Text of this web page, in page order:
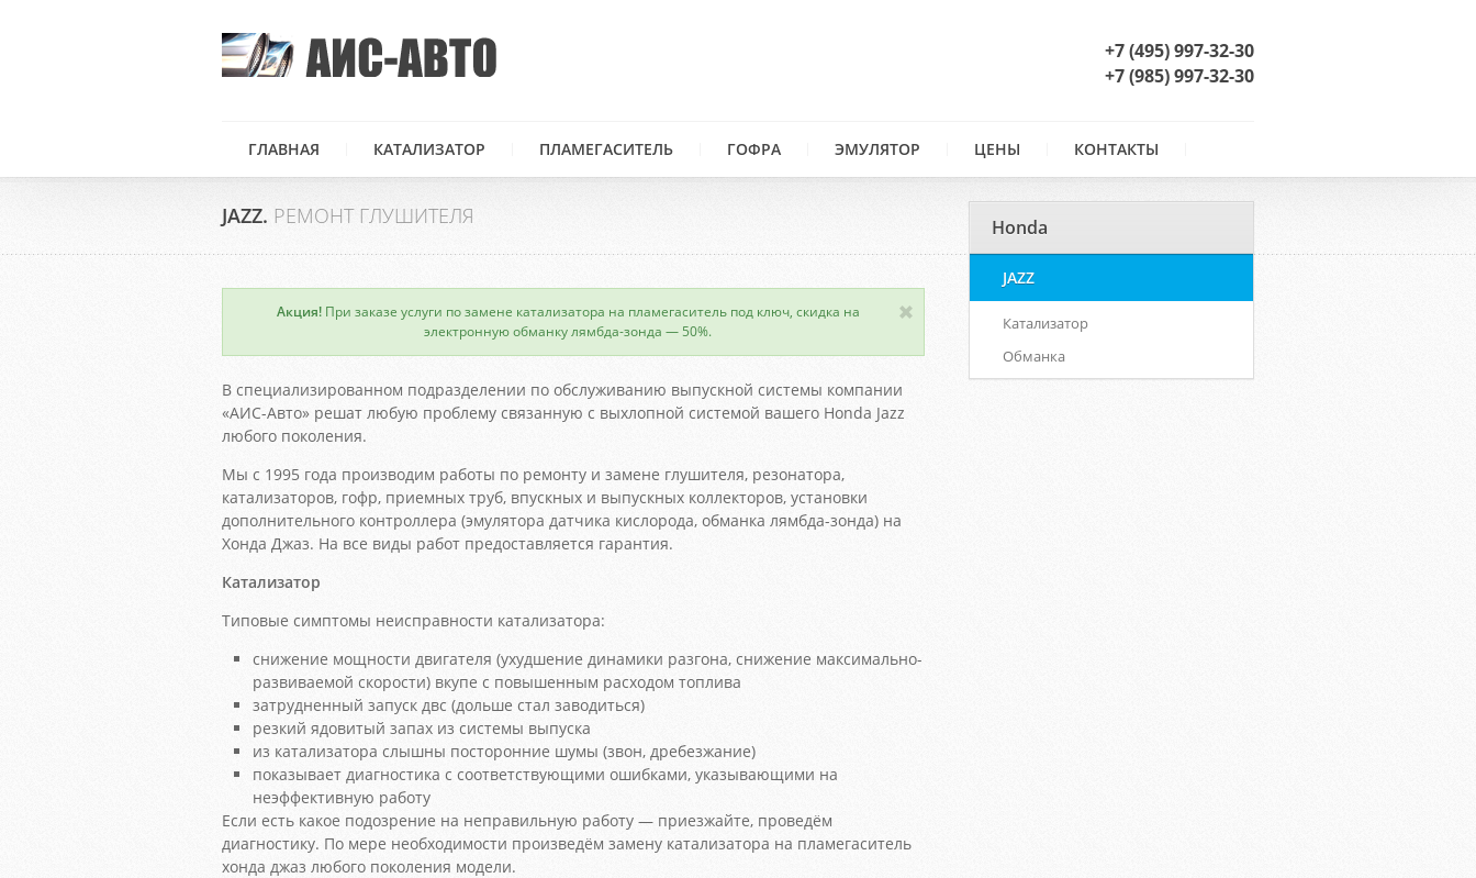
+7 (495) 997-32-30
+7 (985) 997-32-30
ГЛАВНАЯ КАТАЛИЗАТОР ПЛАМЕГАСИТЕЛЬ ГОФРА ЭМУЛЯТОР ЦЕНЫ КОНТАКТЫ
JAZZ. РЕМОНТ ГЛУШИТЕЛЯ
Акция!При заказе услуги по замене катализатора на пламегаситель под ключ, скидка на
электронную обманку лямбда-зонда — 50%.
×
В специализированном подразделении по обслуживанию выпускной системы компании
«АИС-Авто» решат любую проблему связанную с выхлопной системой вашего Honda Jazz
любого поколения.
Мы с 1995 года производим работы по ремонту и замене глушителя, резонатора,
катализаторов, гофр, приемных труб, впускных и выпускных коллекторов, установки
дополнительного контроллера (эмулятора датчика кислорода, обманка лямбда-зонда) на
Хонда Джаз. На все виды работ предоставляется гарантия.
Катализатор
Типовые симптомы неисправности катализатора:
снижение мощности двигателя (ухудшение динамики разгона, снижение максимально-
развиваемой скорости) вкупе с повышенным расходом топлива
затрудненный запуск двс (дольше стал заводиться)
резкий ядовитый запах из системы выпуска
из катализатора слышны посторонние шумы (звон, дребезжание)
показывает диагностика с соответствующими ошибками, указывающими на
неэффективную работу
Если есть какое подозрение на неправильную работу — приезжайте, проведём
диагностику. По мере необходимости произведём замену катализатора на пламегаситель
хонда джаз любого поколения модели.
Honda
JAZZ
Катализатор
Обманка